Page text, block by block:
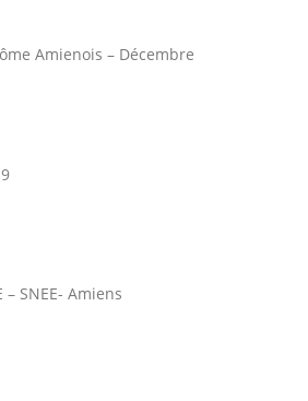
Amienois – Décembre
– SNEE- Amiens